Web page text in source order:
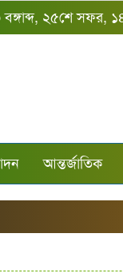
২৫শে সফর,
আন্তর্জাতিক